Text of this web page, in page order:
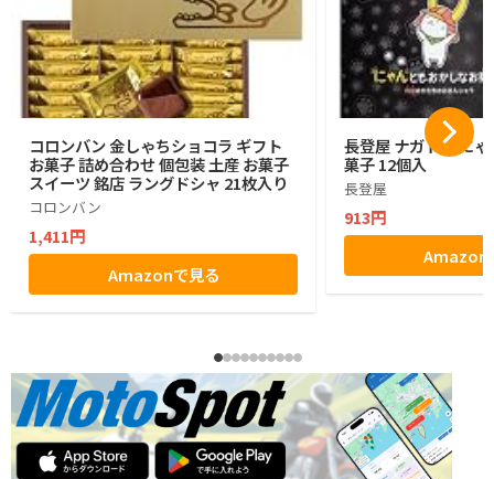
コロンバン 金しゃちショコラ ギフト
お菓子 詰め合わせ 個包装 土産 お菓子
スイーツ 銘店 ラングドシャ 21枚入り
コロンバン
1,411円
Amazonで見る
長登屋 ナガトヤ に
菓子 12個入
長登屋
913円
Amazon